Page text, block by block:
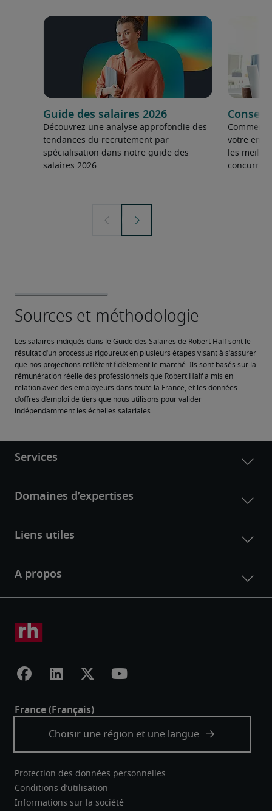
Guide des salaires 2026
Découvrez une analyse approfondie des
tendances du recrutement par
spécialisation dans notre guide des
salaires 2026.
Comment
votre
les
Les salaires indiqués dans le Guide des Salaires de Robert Half sont le
résultat d’un processus rigoureux en plusieurs étapes visant à s’assurer
que nos projections reflètent fidèlement le marché. Ils sont basés sur la
rémunération réelle des professionnels que Robert Half a mis en
relation avec des employeurs dans toute la France, et les données
d’offres d’emploi de tiers que nous utilisons pour valider
indépendamment les échelles salariales.
Protection des données personnelles
Conditions d’utilisation
Informations sur la société